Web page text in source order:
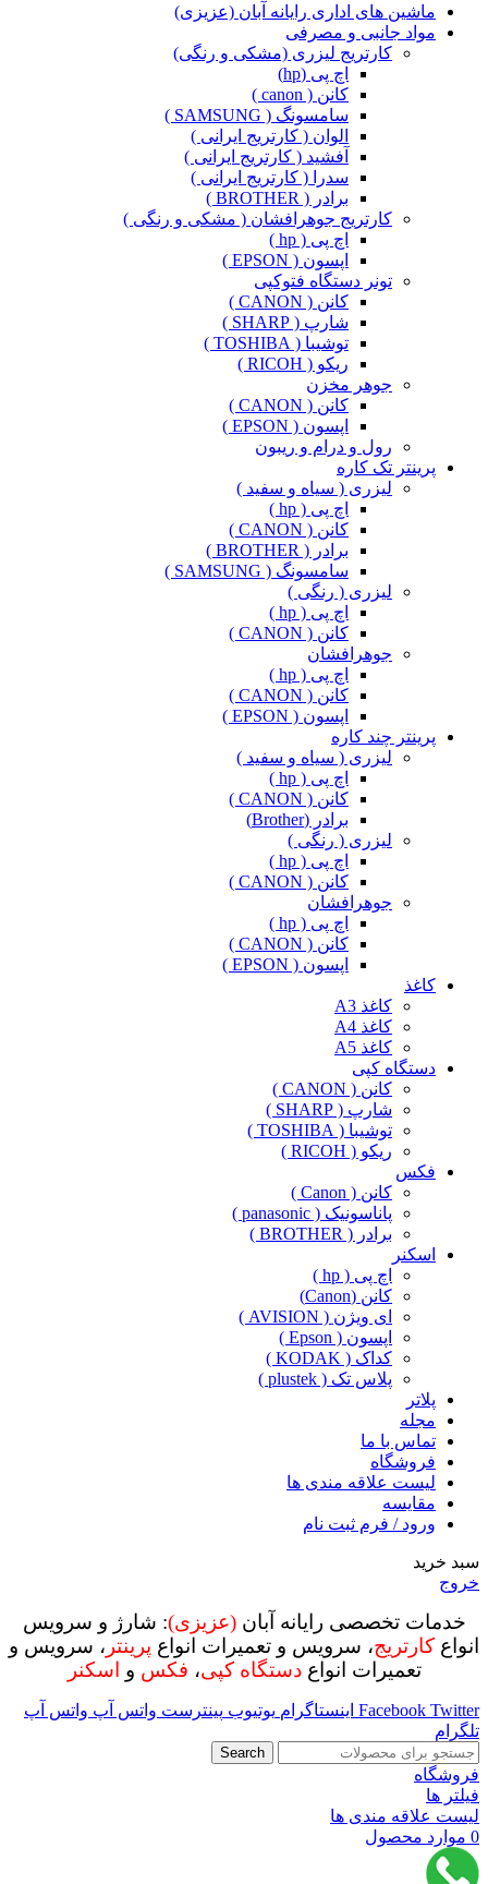
ماشین های اداری رایانه آبان (عزیزی)
مواد جانبی و مصرفی
کارتریج لیزری (مشکی و رنگی)
اچ پی (hp)
کانن ( canon )
سامسونگ ( SAMSUNG )
الوان ( کارتریج ایرانی )
آفشید ( کارتریج ایرانی )
سدرا ( کارتریج ایرانی )
برادر ( BROTHER )
کارتریج جوهرافشان ( مشکی و رنگی )
اچ پی ( hp )
اپسون ( EPSON )
تونر دستگاه فتوکپی
کانن ( CANON )
شارپ ( SHARP )
توشیبا ( TOSHIBA )
ریکو ( RICOH )
جوهر مخزن
کانن ( CANON )
اپسون ( EPSON )
رول و درام و ریبون
پرینتر تک کاره
لیزری ( سیاه و سفید )
اچ پی ( hp )
کانن ( CANON )
برادر ( BROTHER )
سامسونگ ( SAMSUNG )
لیزری ( رنگی )
اچ پی ( hp )
کانن ( CANON )
جوهرافشان
اچ پی ( hp )
کانن ( CANON )
اپسون ( EPSON )
پرینتر چند کاره
لیزری ( سیاه و سفید )
اچ پی ( hp )
کانن ( CANON )
برادر (Brother)
لیزری ( رنگی )
اچ پی ( hp )
کانن ( CANON )
جوهرافشان
اچ پی ( hp )
کانن ( CANON )
اپسون ( EPSON )
کاغذ
کاغذ A3
کاغذ A4
کاغذ A5
دستگاه کپی
کانن ( CANON )
شارپ ( SHARP )
توشیبا ( TOSHIBA )
ریکو ( RICOH )
فکس
کانن ( Canon )
پاناسونیک ( panasonic )
برادر ( BROTHER )
اسکنر
اچ پی ( hp )
کانن (Canon)
ای ویژن ( AVISION )
اپسون ( Epson )
کداک ( KODAK )
پلاس تک ( plustek )
پلاتر
مجله
تماس با ما
فروشگاه
لیست علاقه مندی ها
مقایسه
ورود / فرم ثبت نام
سبد خرید
خروج
خدمات تخصصی رایانه آبان (عزیزی): شارژ و سرویس
انواع کارتریج، سرویس و تعمیرات انواع پرینتر ، سرویس و
تعمیرات انواعدستگاه کپی، فکس و اسکنر
Facebook Twitter اینستاگرام یوتیوب پینترست واتس آپ واتس آپ
تلگرام
Search
فروشگاه
فیلتر ها
لیست علاقه مندی ها
0 موارد محصول